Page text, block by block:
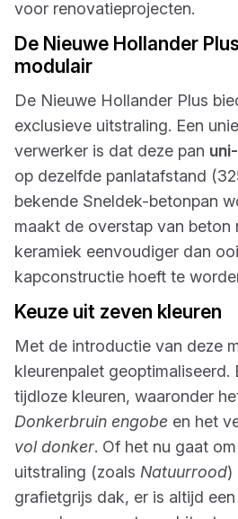
voor renovatieprojecten.
De Nieuwe Hollander
modulair
De Nieuwe Hollander Plus
exclusieve uitstraling. Een
verwerker is dat deze pan
op dezelfde panlatafstand
bekende Sneldek-betonpan
maakt de overstap van beton
keramiek eenvoudiger dan
kapconstructie hoeft te
Keuze uit zeven kleuren
Met de introductie van deze
kleurenpalet geoptimaliseerd.
tijdloze kleuren, waaronder
Donkerbruin engobe en het
vol donker. Of het nu gaat
uitstraling (zoals Natuurrood)
grafietgrijs dak, er is altijd